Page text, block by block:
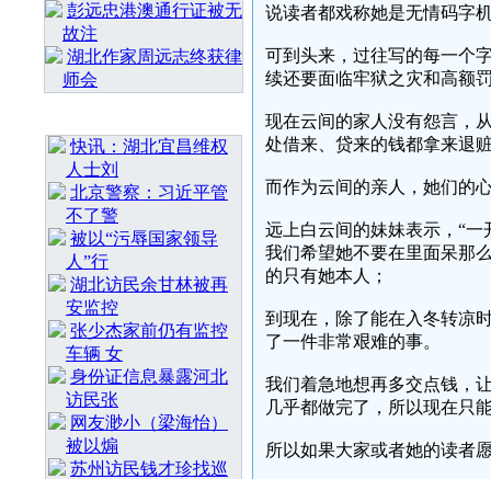
彭远忠港澳通行证被无
故注
湖北作家周远志终获律
师会
快讯：湖北宜昌维权
人士刘
北京警察：习近平管
不了警
被以“污辱国家领导
人”行
湖北访民余甘林被再
安监控
张少杰家前仍有监控
车辆 女
身份证信息暴露河北
访民张
网友渺小（梁海怡）
被以煽
苏州访民钱才珍找巡
说读者都戏称她是无情码字
可到头来，过往写的每一个
续还要面临牢狱之灾和高额
现在云间的家人没有怨言，
处借来、贷来的钱都拿来退
而作为云间的亲人，她们的
远上白云间的妹妹表示，“
我们希望她不要在里面呆那
的只有她本人；
到现在，除了能在入冬转凉
了一件非常艰难的事。
我们着急地想再多交点钱，
几乎都做完了，所以现在只
所以如果大家或者她的读者